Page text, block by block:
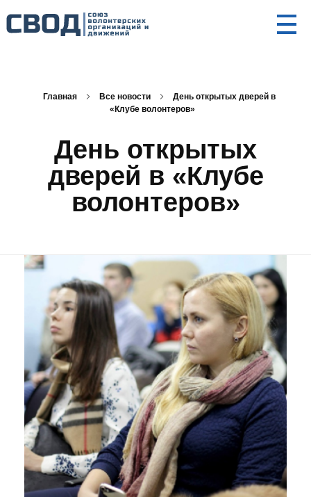
Главная Все новости
День открытых дверей в
«Клубе волонтеров»
День открытых
дверей в «Клубе
волонтеров»